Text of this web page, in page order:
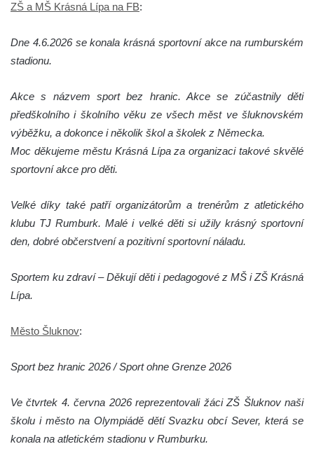
ZŠ a MŠ Krásná Lípa na FB:
Dne 4.6.2026 se konala krásná sportovní akce na rumburském
stadionu.
Akce s názvem sport bez hranic. Akce se zúčastnily děti
předškolního i školního věku ze všech měst ve šluknovském
výběžku, a dokonce i několik škol a školek z Německa.
Moc děkujeme městu Krásná Lípa za organizaci takové skvělé
sportovní akce pro děti.
Velké díky také patří organizátorům a trenérům z atletického
klubu TJ Rumburk. Malé i velké děti si užily krásný sportovní
den, dobré občerstvení a pozitivní sportovní náladu.
Sportem ku zdraví – Děkují děti i pedagogové z MŠ i ZŠ Krásná
Lípa.
Město Šluknov:
Sport bez hranic 2026 / Sport ohne Grenze 2026
Ve čtvrtek 4. června 2026 reprezentovali žáci ZŠ Šluknov naši
školu i město na Olympiádě dětí Svazku obcí Sever, která se
konala na atletickém stadionu v Rumburku.